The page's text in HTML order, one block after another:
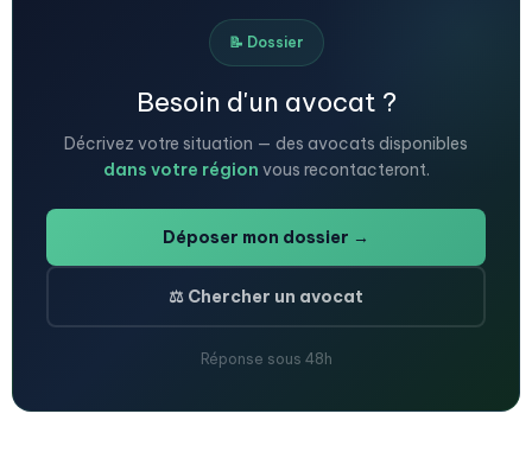
📝 Dossier
Besoin d'un avocat ?
Décrivez votre situation — des avocats disponibles
dans votre région vous recontacteront.
Déposer mon dossier →
⚖️ Chercher un avocat
Réponse sous 48h